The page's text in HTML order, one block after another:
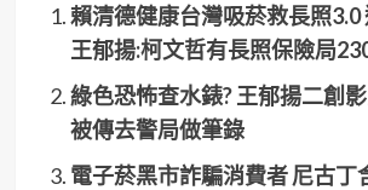
賴清德健康台灣吸菸救長照
王郁揚:柯文哲有長照保險局
綠色恐怖查水錶? 王郁揚二創
被傳去警局做筆錄
電子菸黑市詐騙消費者 尼古丁